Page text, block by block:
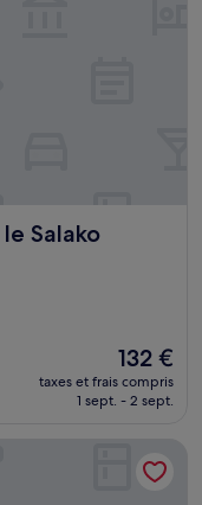
Salako
Le
nouveau
prix
132 €
132 €
taxes et frais compris
1 sept. - 2 sept.